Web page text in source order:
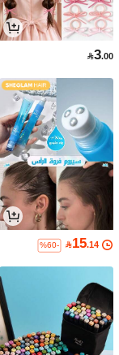
3.00
15.14
%60-